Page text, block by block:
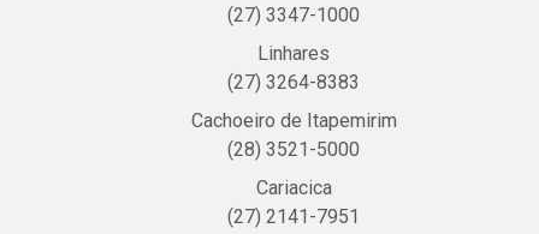
(27) 3347-1000
Linhares
(27) 3264-8383
Cachoeiro de Itapemirim
(28) 3521-5000
Cariacica
(27) 2141-7951